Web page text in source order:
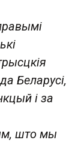
Беларусі,
і за
што мы